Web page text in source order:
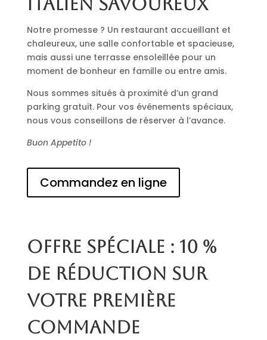
Notre promesse ? Un restaurant accueillant et
chaleureux, une salle confortable et spacieuse,
mais aussi une terrasse ensoleillée pour un
moment de bonheur en famille ou entre amis.
Nous sommes situés à proximité d’un grand
parking gratuit. Pour vos événements spéciaux,
nous vous conseillons de réserver à l’avance.
Buon Appetito !
Commandez en ligne
Offre spéciale : 10 %
de réduction sur
votre première
commande